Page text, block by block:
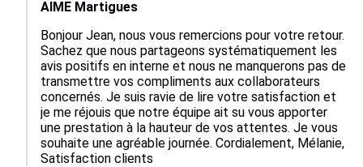
AIME Martigues
Bonjour Jean, nous vous remercions pour votre retour.
Sachez que nous partageons systématiquement les
avis positifs en interne et nous ne manquerons pas de
transmettre vos compliments aux collaborateurs
concernés. Je suis ravie de lire votre satisfaction et
je me réjouis que notre équipe ait su vous apporter
une prestation à la hauteur de vos attentes. Je vous
souhaite une agréable journée. Cordialement, Mélanie,
Satisfaction clients